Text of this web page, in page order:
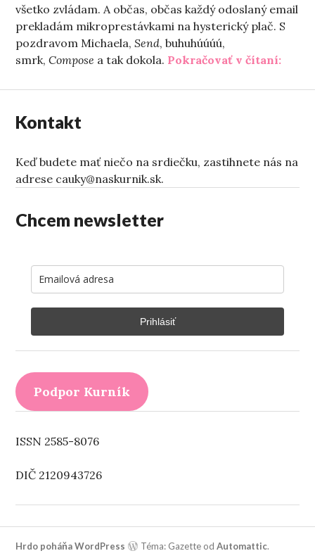
všetko zvládam. A občas, občas každý odoslaný email
prekladám mikroprestávkami na hysterický plač. S
pozdravom Michaela,Send, buhuhúúúú,
smrk,Compose a tak dokola. Pokračovať v čítaní:
Kontakt
Keď budete mať niečo na srdiečku, zastihnete nás na
adrese cauky@naskurnik.sk.
Chcem newsletter
Prihlásiť
Podpor Kurník
ISSN 2585-8076
DIČ 2120943726
Hrdo poháňa WordPress Téma: Gazette odAutomattic.